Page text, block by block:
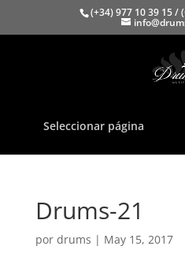
(+34) 977 10 39 15 /
Seleccionar página
Drums-21
por drums | May 15, 2017